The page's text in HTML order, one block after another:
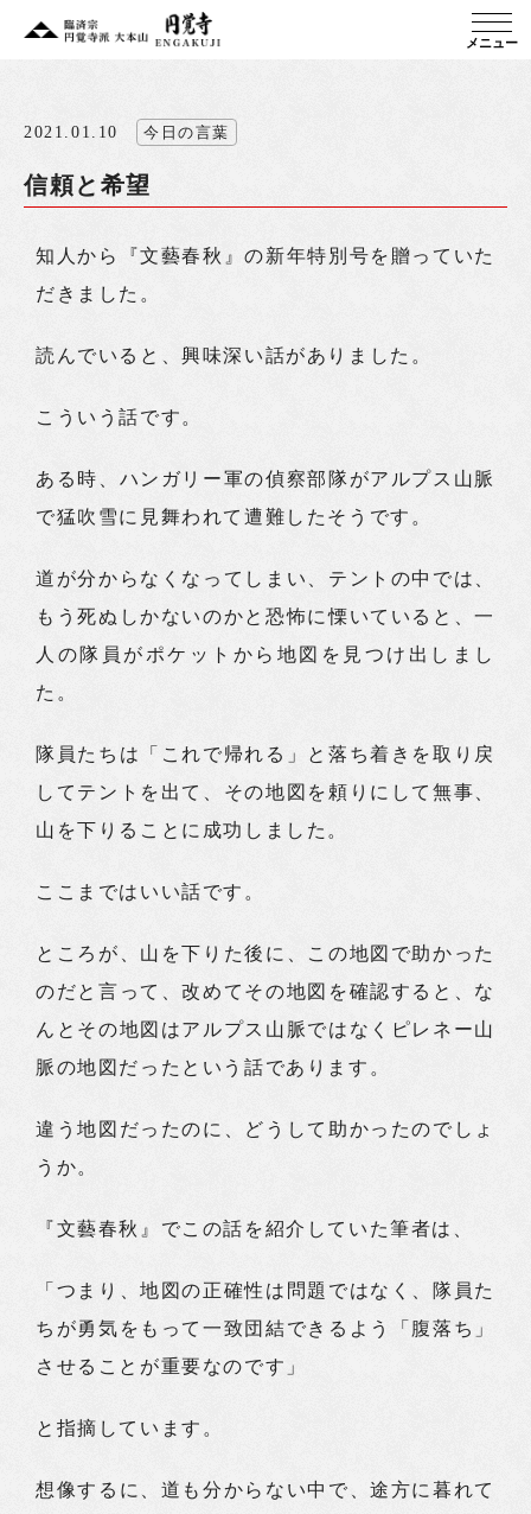
メニュー
2021.01.10 今日の言葉
信頼と希望
知人から『文藝春秋』の新年特別号を贈っていた
だきました。
読んでいると、興味深い話がありました。
こういう話です。
ある時、ハンガリー軍の偵察部隊がアルプス山脈
で猛吹雪に見舞われて遭難したそうです。
道が分からなくなってしまい、テントの中では、
もう死ぬしかないのかと恐怖に慄いていると、一
人の隊員がポケットから地図を見つけ出しまし
た。
隊員たちは「これで帰れる」と落ち着きを取り戻
してテントを出て、その地図を頼りにして無事、
山を下りることに成功しました。
ここまではいい話です。
ところが、山を下りた後に、この地図で助かった
のだと言って、改めてその地図を確認すると、な
んとその地図はアルプス山脈ではなくピレネー山
脈の地図だったという話であります。
違う地図だったのに、どうして助かったのでしょ
うか。
『文藝春秋』でこの話を紹介していた筆者は、
「つまり、地図の正確性は問題ではなく、隊員た
ちが勇気をもって一致団結できるよう「腹落ち」
させることが重要なのです」
と指摘しています。
想像するに、道も分からない中で、途方に暮れて